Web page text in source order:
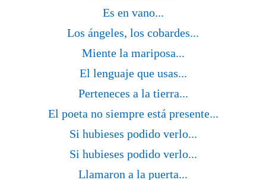
Es en vano...
Los ángeles, los cobardes...
Miente la mariposa...
El lenguaje que usas...
Perteneces a la tierra...
El poeta no siempre está presente...
Si hubieses podido verlo...
Si hubieses podido verlo...
Llamaron a la puerta...